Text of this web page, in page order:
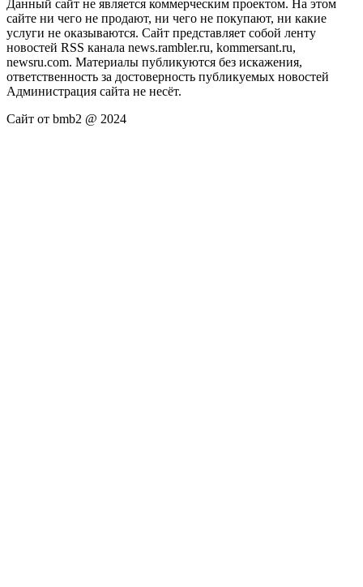
Данный сайт не является коммерческим проектом. На этом
сайте ни чего не продают, ни чего не покупают, ни какие
услуги не оказываются. Сайт представляет собой ленту
новостей RSS канала news.rambler.ru, kommersant.ru,
newsru.com. Материалы публикуются без искажения,
ответственность за достоверность публикуемых новостей
Администрация сайта не несёт.
Сайт от bmb2 @ 2024